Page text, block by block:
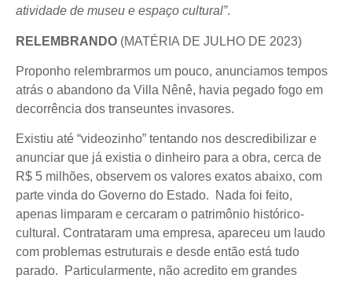
atividade de museu e espaço cultural”.
RELEMBRANDO (MATÉRIA DE JULHO DE 2023)
Proponho relembrarmos um pouco, anunciamos tempos
atrás o abandono da Villa Nênê, havia pegado fogo em
decorrência dos transeuntes invasores.
Existiu até “videozinho” tentando nos descredibilizar e
anunciar que já existia o dinheiro para a obra, cerca de
R$ 5 milhões, observem os valores exatos abaixo, com
parte vinda do Governo do Estado. Nada foi feito,
apenas limparam e cercaram o patrimônio histórico-
cultural. Contrataram uma empresa, apareceu um laudo
com problemas estruturais e desde então está tudo
parado. Particularmente, não acredito em grandes